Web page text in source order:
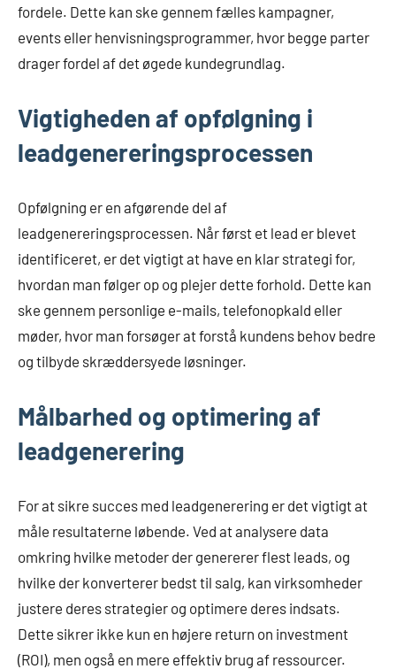
fordele. Dette kan ske gennem fælles kampagner,
events eller henvisningsprogrammer, hvor begge parter
drager fordel af det øgede kundegrundlag.
Vigtigheden af opfølgning i
leadgenereringsprocessen
Opfølgning er en afgørende del af
leadgenereringsprocessen. Når først et lead er blevet
identificeret, er det vigtigt at have en klar strategi for,
hvordan man følger op og plejer dette forhold. Dette kan
ske gennem personlige e-mails, telefonopkald eller
møder, hvor man forsøger at forstå kundens behov bedre
og tilbyde skræddersyede løsninger.
Målbarhed og optimering af
leadgenerering
For at sikre succes med leadgenerering er det vigtigt at
måle resultaterne løbende. Ved at analysere data
omkring hvilke metoder der genererer flest leads, og
hvilke der konverterer bedst til salg, kan virksomheder
justere deres strategier og optimere deres indsats.
Dette sikrer ikke kun en højere return on investment
(ROI), men også en mere effektiv brug af ressourcer.